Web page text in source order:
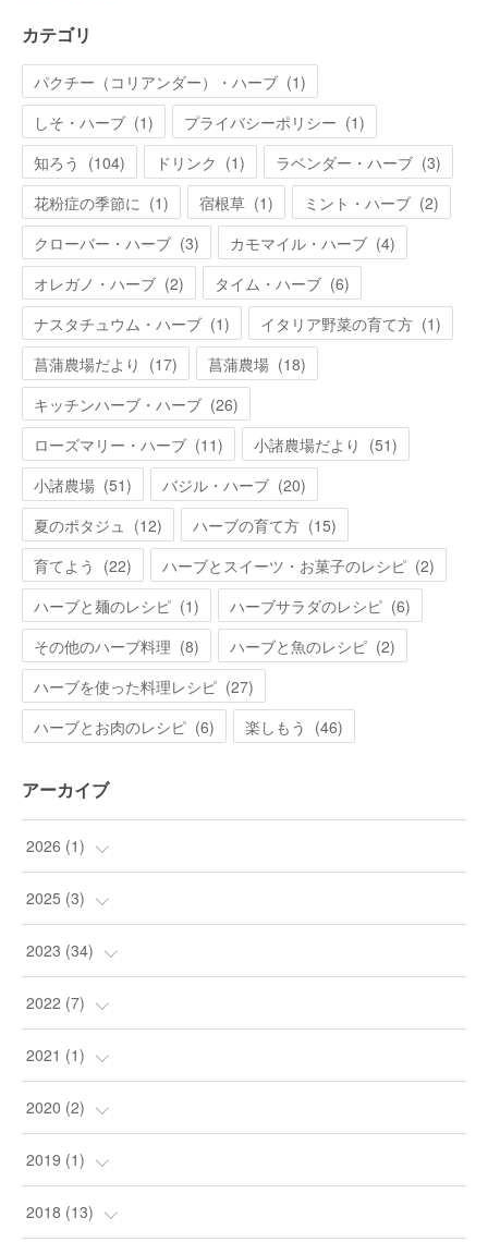
カテゴリ
パクチー（コリアンダー）・ハーブ (1)
しそ・ハーブ (1) プライバシーポリシー (1)
知ろう (104) ドリンク (1) ラベンダー・ハーブ (3)
花粉症の季節に (1) 宿根草 (1) ミント・ハーブ (2)
クローバー・ハーブ (3) カモマイル・ハーブ (4)
オレガノ・ハーブ (2) タイム・ハーブ (6)
ナスタチュウム・ハーブ (1) イタリア野菜の育て方 (1)
菖蒲農場だより (17) 菖蒲農場 (18)
キッチンハーブ・ハーブ (26)
ローズマリー・ハーブ (11) 小諸農場だより (51)
小諸農場 (51) バジル・ハーブ (20)
夏のポタジュ
(12) ハーブの育て方 (15)
育てよう (22) ハーブとスイーツ・お菓子のレシピ (2)
ハーブと麺のレシピ (1) ハーブサラダのレシピ (6)
その他のハーブ料理 (8) ハーブと魚のレシピ (2)
ハーブを使った料理レシピ (27)
ハーブとお肉のレシピ (6) 楽しもう (46)
アーカイブ
2026 (1)
(1
2025 (3)
(3)
2023 (34)
(9
(24)
(1
2022 (7)
(1
(4
(1
( 1)
2021 (1)
(1
2020 (2)
(2
2019 (1)
(1)
2018 (13)